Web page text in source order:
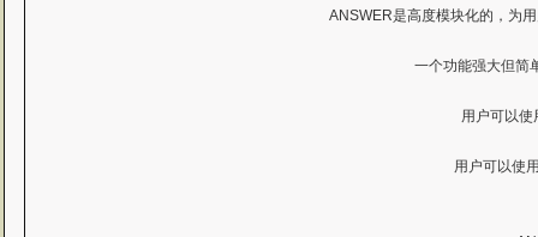
ANSWER是高度模块化的，为
一个功能强大但简
用户可以
用户可以使